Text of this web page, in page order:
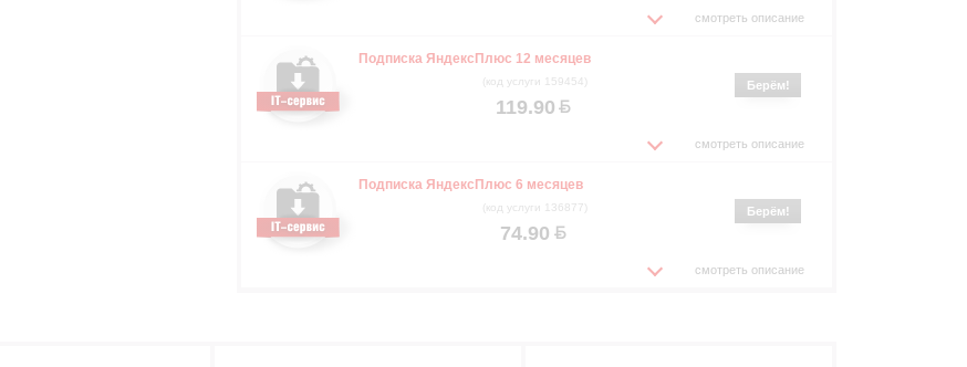
смотреть описание
Подписка ЯндексПлюс 12 месяцев
(код услуги 159454)
119.90
Берём!
смотреть описание
Подписка ЯндексПлюс 6 месяцев
(код услуги 136877)
74.90
Берём!
смотреть описание